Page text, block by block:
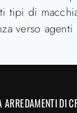
tipi di
verso
ARREDAMENTI DI